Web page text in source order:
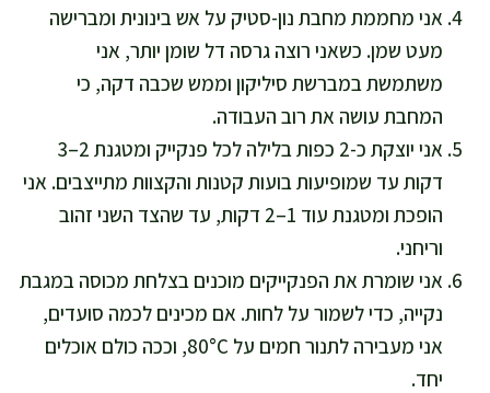
אני מחממת מחבת נון-סטיק על אש בינונית ומברישה
מעט שמן. כשאני רוצה גרסה דל שומן יותר, אני
משתמשת במברשת סיליקון וממש שכבה דקה, כי
המחבת עושה את רוב העבודה.
אני יוצקת כ-2 כפות בלילה לכל פנקייק ומטגנת 2–3
דקות עד שמופיעות בועות קטנות והקצוות מתייצבים. אני
הופכת ומטגנת עוד 1–2 דקות, עד שהצד השני זהוב
וריחני.
אני שומרת את הפנקייקים מוכנים בצלחת מכוסה במגבת
נקייה, כדי לשמור על לחות. אם מכינים לכמה סועדים,
אני מעבירה לתנור חמים על 80°C, וככה כולם אוכלים
יחד.